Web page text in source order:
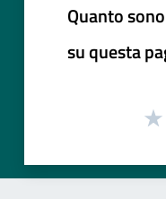
Quanto
su questa